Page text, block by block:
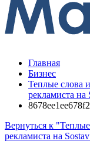
Главная
Бизнес
Теплые слова
рекламиста на
Вернуться к
рекламиста на